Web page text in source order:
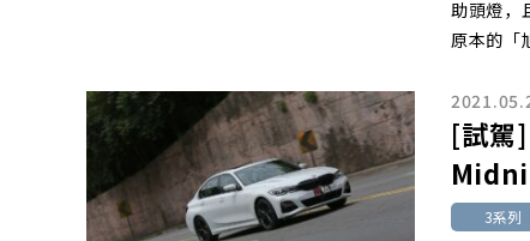
助頭燈，
原本的「
[試駕
3系列